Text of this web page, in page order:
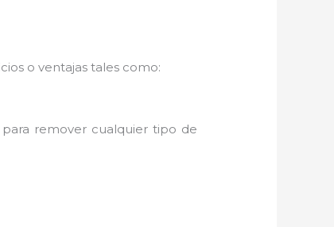
o ventajas tales como:
remover cualquier tipo de